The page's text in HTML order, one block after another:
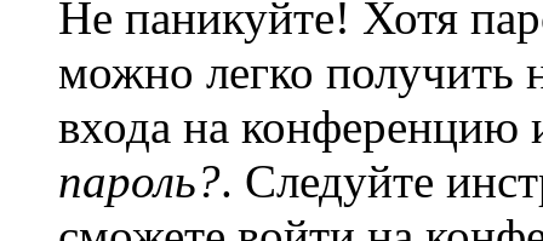
Не паникуйте! Хотя
можно легко получить
входа на
пароль?. Следуйте